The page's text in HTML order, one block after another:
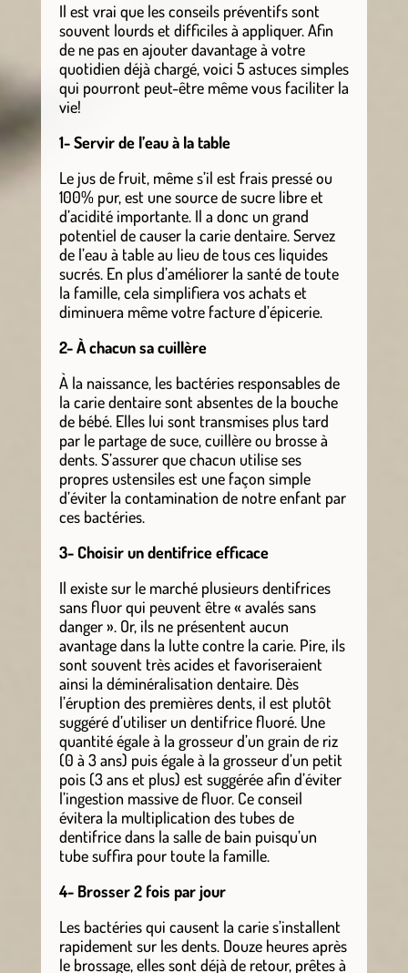
Il est vrai que les conseils préventifs sont
souvent lourds et difficiles à appliquer. Afin
de ne pas en ajouter davantage à votre
quotidien déjà chargé, voici 5 astuces simples
qui pourront peut-être même vous faciliter la
vie!
1- Servir de l’eau à la table
Le jus de fruit, même s’il est frais pressé ou
100% pur, est une source de sucre libre et
d’acidité importante. Il a donc un grand
potentiel de causer la carie dentaire. Servez
de l’eau à table au lieu de tous ces liquides
sucrés. En plus d’améliorer la santé de toute
la famille, cela simplifiera vos achats et
diminuera même votre facture d’épicerie.
2- À chacun sa cuillère
À la naissance, les bactéries responsables de
la carie dentaire sont absentes de la bouche
de bébé. Elles lui sont transmises plus tard
par le partage de suce, cuillère ou brosse à
dents. S’assurer que chacun utilise ses
propres ustensiles est une façon simple
d’éviter la contamination de notre enfant par
ces bactéries.
3- Choisir un dentifrice efficace
Il existe sur le marché plusieurs dentifrices
sans fluor qui peuvent être « avalés sans
danger ». Or, ils ne présentent aucun
avantage dans la lutte contre la carie. Pire, ils
sont souvent très acides et favoriseraient
ainsi la déminéralisation dentaire. Dès
l’éruption des premières dents, il est plutôt
suggéré d’utiliser un dentifrice fluoré. Une
quantité égale à la grosseur d’un grain de riz
(0 à 3 ans) puis égale à la grosseur d’un petit
pois (3 ans et plus) est suggérée afin d’éviter
l’ingestion massive de fluor. Ce conseil
évitera la multiplication des tubes de
dentifrice dans la salle de bain puisqu’un
tube suffira pour toute la famille.
4- Brosser 2 fois par jour
Les bactéries qui causent la carie s’installent
rapidement sur les dents. Douze heures après
le brossage, elles sont déjà de retour, prêtes à